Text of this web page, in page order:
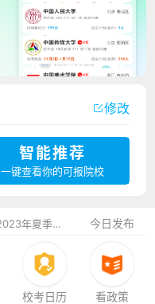
修改
智能推荐
一键查看你的可报院校
香港中文大学（深圳）2023年夏季高考招生简章
湛江幼儿师范专科学校2023年夏季高考招生简章
厦门大学嘉庚学院2023年艺术类招生简章 今日发布
校考日历 看政策